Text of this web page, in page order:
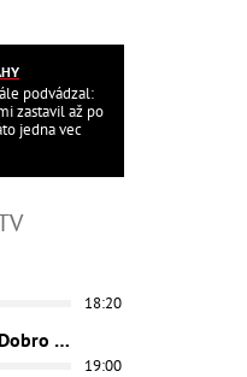
podvádzal:
zastavil až po
jedna vec
18:20
Šťastný nový rok 2: Dobro došli
19:00